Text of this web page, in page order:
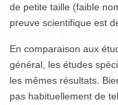
de petite taille (faible
preuve scientifique est
En comparaison aux
général, les études
les mêmes résultats.
pas habituellement de